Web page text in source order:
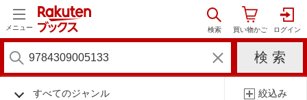
メニュー
すべてのジャンル 絞込み